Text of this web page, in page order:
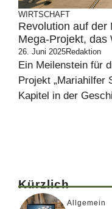
WIRTSCHAFT
Revolution auf der
Mega-Projekt, das
26. Juni 2025Redaktion
Ein Meilenstein für
Projekt „Mariahilfer
Kapitel in der
Kürzlich
Allgemein